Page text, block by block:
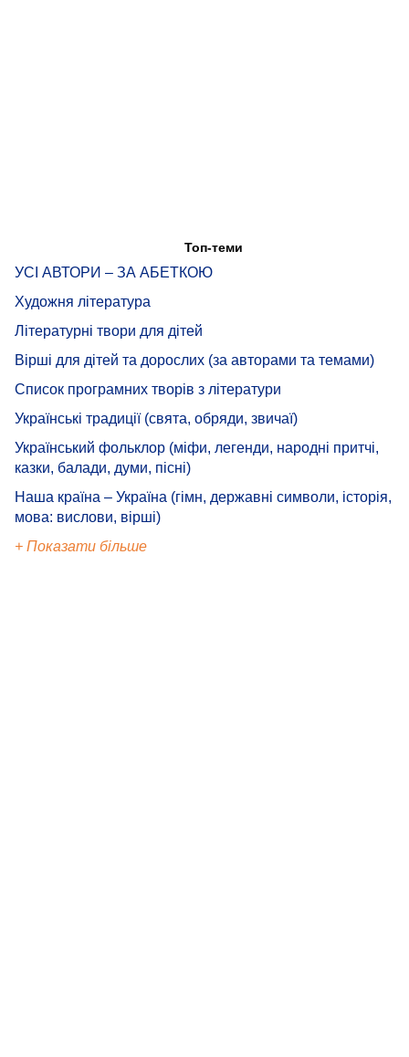
Топ-теми
УСІ АВТОРИ – ЗА АБЕТКОЮ
Художня література
Літературні твори для дітей
Вірші для дітей та дорослих (за авторами та темами)
Список програмних творів з літератури
Українські традиції (свята, обряди, звичаї)
Український фольклор (міфи, легенди, народні притчі,
казки, балади, думи, пісні)
Наша країна – Україна (гімн, державні символи, історія,
мова: вислови, вірші)
+ Показати більше